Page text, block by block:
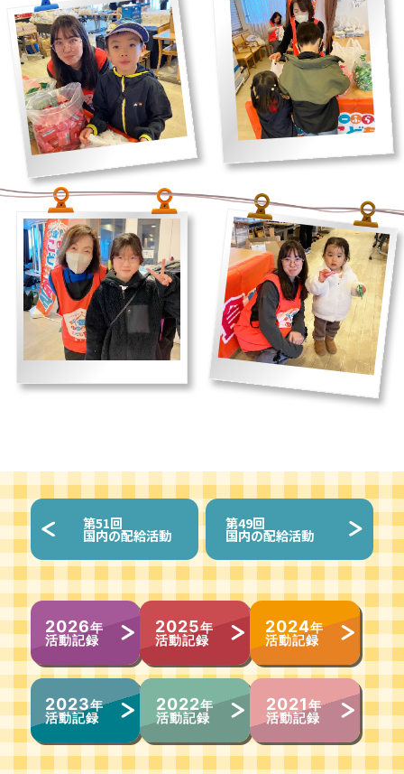
第51回
国内の配給活動
第49回
国内の配給活動
2026年
活動記録
2025年
活動記録
2024年
活動記録
2023年
活動記録
2022年
活動記録
2021年
活動記録